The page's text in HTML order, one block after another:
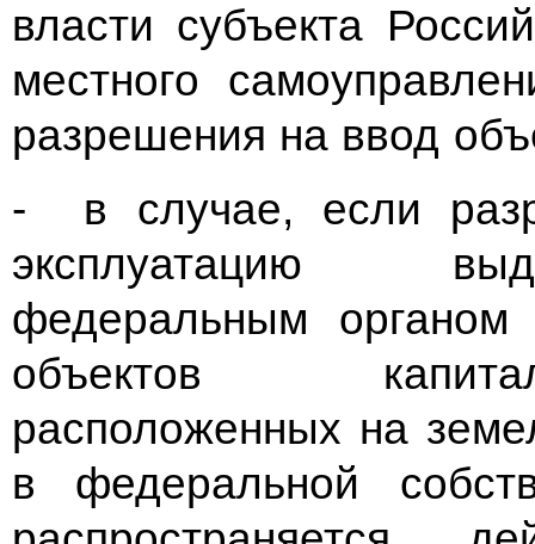
власти субъекта
местного
разрешения на ввод
- в случае, если
эксплуатацию
федеральным органом
объектов
расположенных на
в федеральной